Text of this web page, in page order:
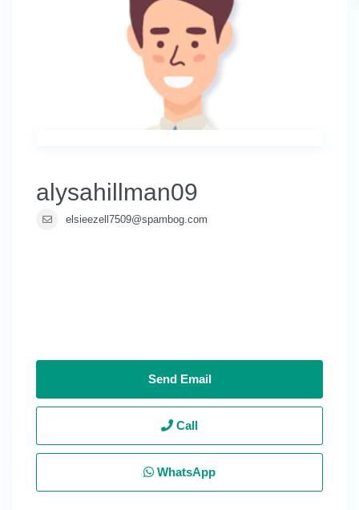
alysahillman09
elsieezell7509@spambog.com
Send Email
Call
WhatsApp